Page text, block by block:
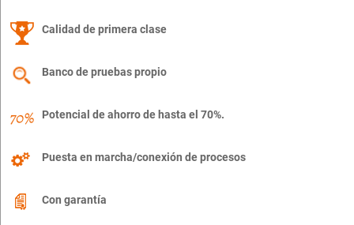
Calidad de primera clase
Banco de pruebas propio
Potencial de ahorro de hasta el 70%.
Puesta en marcha/conexión de procesos
Con garantía